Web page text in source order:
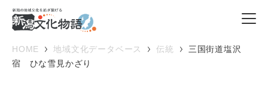
HOME 地域文化データベース 伝統
三国街道塩沢
宿 ひな雪見かざり